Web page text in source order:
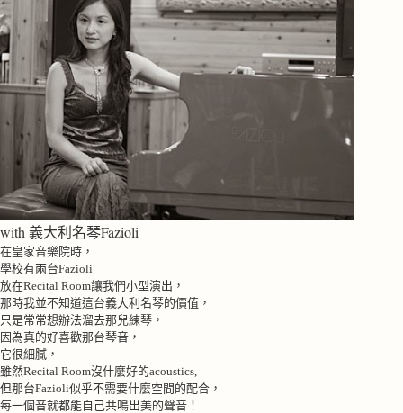
with 義大利名琴Fazioli
在皇家音樂院時，
學校有兩台Fazioli
放在Recital Room讓我們小型演出，
那時我並不知道這台義大利名琴的價值，
只是常常想辦法溜去那兒練琴，
因為真的好喜歡那台琴音，
它很細膩，
雖然Recital Room沒什麼好的acoustics,
但那台Fazioli似乎不需要什麼空間的配合，
每一個音就都能自己共鳴出美的聲音！